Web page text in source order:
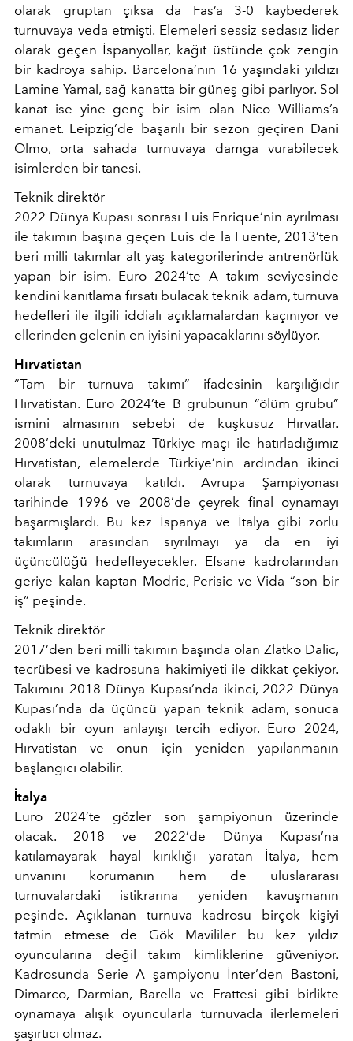
olarak gruptan çıksa da Fas’a 3-0 kaybederek
turnuvaya veda etmişti. Elemeleri sessiz sedasız lider
olarak geçen İspanyollar, kağıt üstünde çok zengin
bir kadroya sahip. Barcelona’nın 16 yaşındaki yıldızı
Lamine Yamal, sağ kanatta bir güneş gibi parlıyor. Sol
kanat ise yine genç bir isim olan Nico Williams’a
emanet. Leipzig’de başarılı bir sezon geçiren Dani
Olmo, orta sahada turnuvaya damga vurabilecek
isimlerden bir tanesi.
Teknik direktör
2022 Dünya Kupası sonrası Luis Enrique’nin ayrılması
ile takımın başına geçen Luis de la Fuente, 2013’ten
beri milli takımlar alt yaş kategorilerinde antrenörlük
yapan bir isim. Euro 2024’te A takım seviyesinde
kendini kanıtlama fırsatı bulacak teknik adam, turnuva
hedefleri ile ilgili iddialı açıklamalardan kaçınıyor ve
ellerinden gelenin en iyisini yapacaklarını söylüyor.
Hırvatistan
“Tam bir turnuva takımı” ifadesinin karşılığıdır
Hırvatistan. Euro 2024’te B grubunun “ölüm grubu”
ismini almasının sebebi de kuşkusuz Hırvatlar.
2008’deki unutulmaz Türkiye maçı ile hatırladığımız
Hırvatistan, elemelerde Türkiye’nin ardından ikinci
olarak turnuvaya katıldı. Avrupa Şampiyonası
tarihinde 1996 ve 2008’de çeyrek final oynamayı
başarmışlardı. Bu kez İspanya ve İtalya gibi zorlu
takımların arasından sıyrılmayı ya da en iyi
üçüncülüğü hedefleyecekler. Efsane kadrolarından
geriye kalan kaptan Modric, Perisic ve Vida “son bir
iş” peşinde.
Teknik direktör
2017’den beri milli takımın başında olan Zlatko Dalic,
tecrübesi ve kadrosuna hakimiyeti ile dikkat çekiyor.
Takımını 2018 Dünya Kupası’nda ikinci, 2022 Dünya
Kupası’nda da üçüncü yapan teknik adam, sonuca
odaklı bir oyun anlayışı tercih ediyor. Euro 2024,
Hırvatistan ve onun için yeniden yapılanmanın
başlangıcı olabilir.
İtalya
Euro 2024’te gözler son şampiyonun üzerinde
olacak. 2018 ve 2022’de Dünya Kupası’na
katılamayarak hayal kırıklığı yaratan İtalya, hem
unvanını korumanın hem de uluslararası
turnuvalardaki istikrarına yeniden kavuşmanın
peşinde. Açıklanan turnuva kadrosu birçok kişiyi
tatmin etmese de Gök Mavililer bu kez yıldız
oyuncularına değil takım kimliklerine güveniyor.
Kadrosunda Serie A şampiyonu İnter’den Bastoni,
Dimarco, Darmian, Barella ve Frattesi gibi birlikte
oynamaya alışık oyuncularla turnuvada ilerlemeleri
şaşırtıcı olmaz.